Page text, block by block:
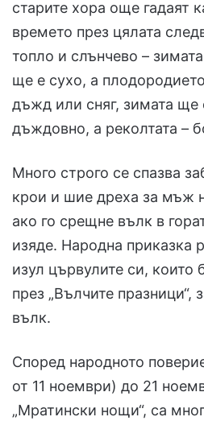
старите хора още гадаят
времето през цялата
топло и слънчево –
ще е сухо, а
дъжд или сняг, зимата ще
дъждовно, а реколтата –
Много строго се спазва
крои и шие дреха за мъж
ако го срещне вълк в
изяде. Народна приказка
изул цървулите си, които
през „Вълчите празници“,
вълк.
Според народното
от 11 ноември) до 21
„Мратински нощи“, са